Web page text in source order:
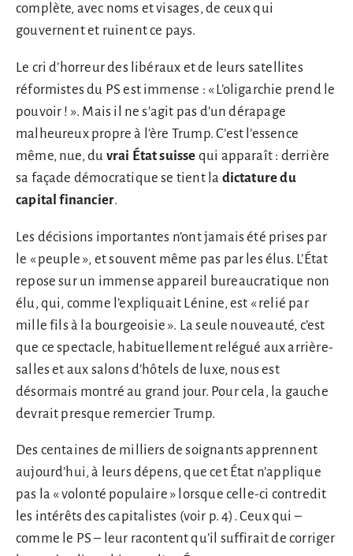
complète, avec noms et visages, de ceux qui
gouvernent et ruinent ce pays.
Le cri d’horreur des libéraux et de leurs satellites
réformistes du PS est immense : « L’oligarchie prend le
pouvoir ! ». Mais il ne s’agit pas d’un dérapage
malheureux propre à l’ère Trump. C’est l’essence
même, nue, du vrai État suisse qui apparaît : derrière
sa façade démocratique se tient la dictature du
capital financier.
Les décisions importantes n’ont jamais été prises par
le « peuple », et souvent même pas par les élus. L’État
repose sur un immense appareil bureaucratique non
élu, qui, comme l’expliquait Lénine, est « relié par
mille fils à la bourgeoisie ». La seule nouveauté, c’est
que ce spectacle, habituellement relégué aux arrière-
salles et aux salons d’hôtels de luxe, nous est
désormais montré au grand jour. Pour cela, la gauche
devrait presque remercier Trump.
Des centaines de milliers de soignants apprennent
aujourd’hui, à leurs dépens, que cet État n’applique
pas la « volonté populaire » lorsque celle-ci contredit
les intérêts des capitalistes (voir p. 4). Ceux qui –
comme le PS – leur racontent qu’il suffirait de corriger